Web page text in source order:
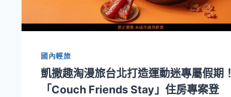
國內輕旅
凱撒趣淘漫旅台北打造運動迷專屬假期！
「Couch Friends Stay」住房專案登